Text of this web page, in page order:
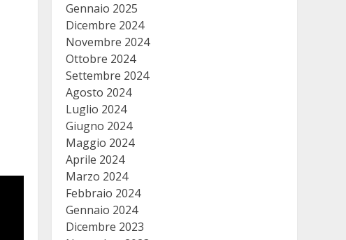
Gennaio 2025
Dicembre 2024
Novembre 2024
Ottobre 2024
Settembre 2024
Agosto 2024
Luglio 2024
Giugno 2024
Maggio 2024
Aprile 2024
Marzo 2024
Febbraio 2024
Gennaio 2024
Dicembre 2023